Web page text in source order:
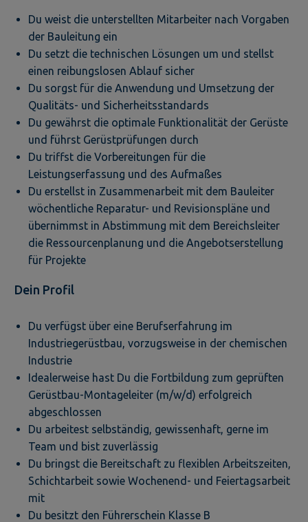
Du weist die unterstellten Mitarbeiter nach Vorgaben
der Bauleitung ein
Du setzt die technischen Lösungen um und stellst
einen reibungslosen Ablauf sicher
Du sorgst für die Anwendung und Umsetzung der
Qualitäts- und Sicherheitsstandards
Du gewährst die optimale Funktionalität der Gerüste
und führst Gerüstprüfungen durch
Du triffst die Vorbereitungen für die
Leistungserfassung und des Aufmaßes
Du erstellst in Zusammenarbeit mit dem Bauleiter
wöchentliche Reparatur- und Revisionspläne und
übernimmst in Abstimmung mit dem Bereichsleiter
die Ressourcenplanung und die Angebotserstellung
für Projekte
Dein Profil
Du verfügst über eine Berufserfahrung im
Industriegerüstbau, vorzugsweise in der chemischen
Industrie
Idealerweise hast Du die Fortbildung zum geprüften
Gerüstbau-Montageleiter (m/w/d) erfolgreich
abgeschlossen
Du arbeitest selbständig, gewissenhaft, gerne im
Team und bist zuverlässig
Du bringst die Bereitschaft zu flexiblen Arbeitszeiten,
Schichtarbeit sowie Wochenend- und Feiertagsarbeit
mit
Du besitzt den Führerschein Klasse B